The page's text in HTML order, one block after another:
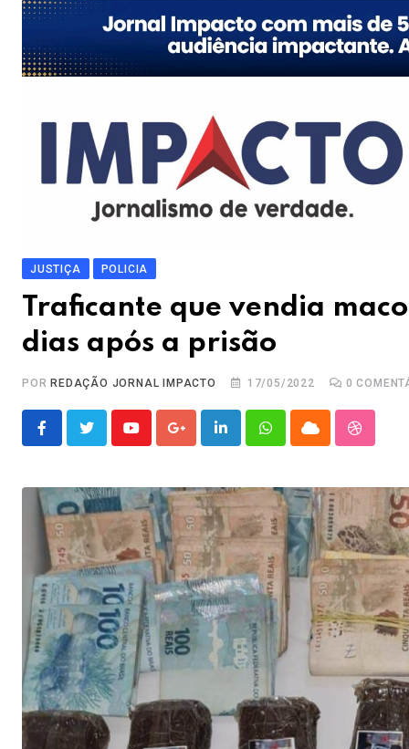
JUSTIÇA POLICIA
Traficante que vendia
dias após a prisão
POR REDAÇÃO JORNAL IMPACTO 17/05/2022 0
YoutubeGoogle+LinkedInWhatsappCloud